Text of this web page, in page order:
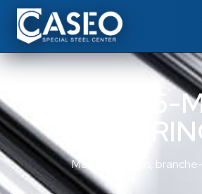
DIN
Materiaalkennis,